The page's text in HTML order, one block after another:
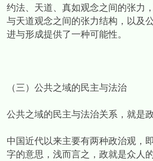
约法、天道、真如观念之间的张力
与天道观念之间的张力结构，以及
进与形成提供了一种可能性。
（三）公共之域的民主与法治
公共之域的民主与法治关系，就是
中国近代以来主要有两种政治观，
字的意思，浅而言之，政就是众人